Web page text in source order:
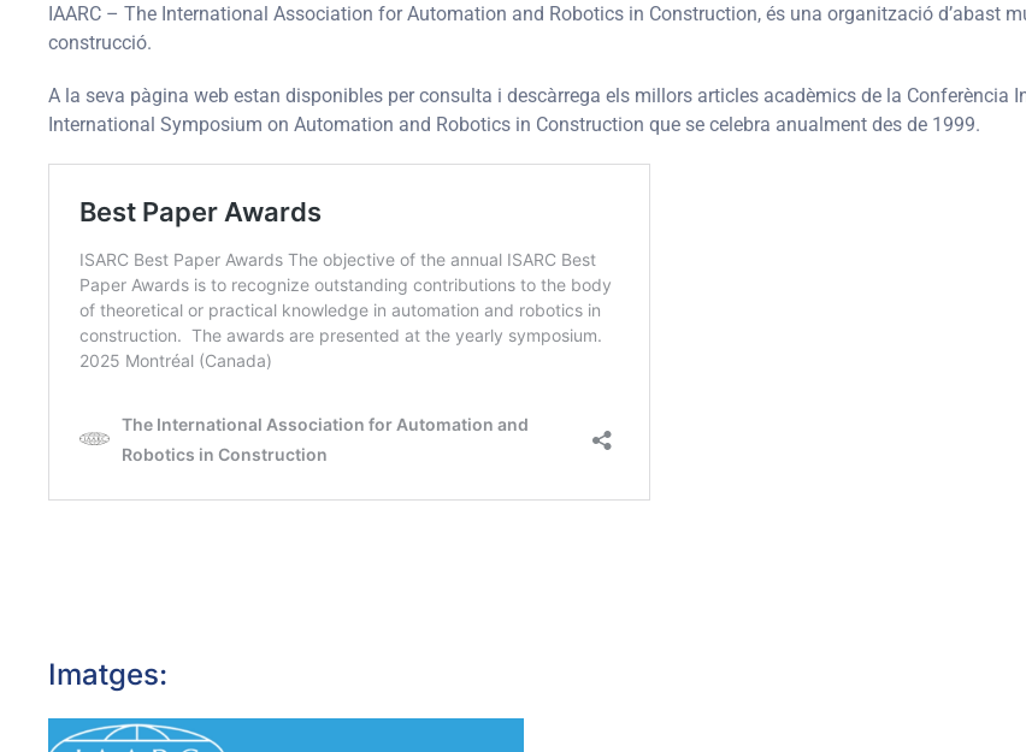
IAARC – The International Association for Automation and Robotics in Construction, és una organització d’abast
construcció.
A la seva pàgina web estan disponibles per consulta i descàrrega els millors articles acadèmics de la Conferència
International Symposium on Automation and Robotics in Construction que se celebra anualment des de 1999.
Imatges: